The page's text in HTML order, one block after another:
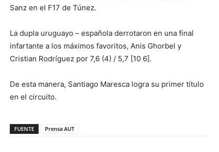
Sanz en el F17 de Túnez.
La dupla uruguayo – española derrotaron en una final
infartante a los máximos favoritos, Anis Ghorbel y
Cristian Rodríguez por 7,6 (4) / 5,7 [10 6].
De esta manera, Santiago Maresca logra su primer título
en el circuito.
FUENTE Prensa AUT